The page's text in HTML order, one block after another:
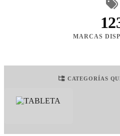
MARCAS
CATEGORÍAS